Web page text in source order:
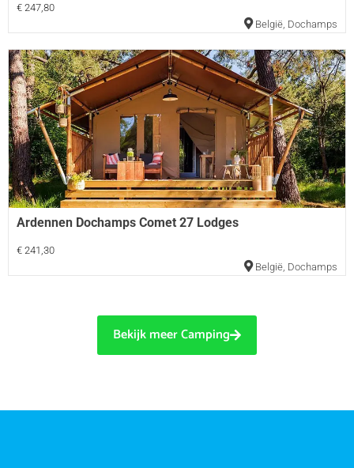
€ 247,80
België Dochamps
Ardennen Dochamps Comet 27 Lodges
€ 241,30
België Dochamps
Bekijk meer Camping